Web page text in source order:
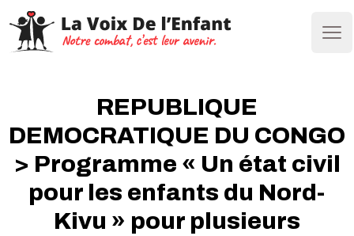
REPUBLIQUE
DEMOCRATIQUE DU CONGO
> Programme « Un état civil
pour les enfants du Nord-
Kivu » pour plusieurs